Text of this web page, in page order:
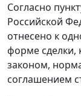
Согласно
Российской
отнесено к
форме сделки,
законом,
соглашением